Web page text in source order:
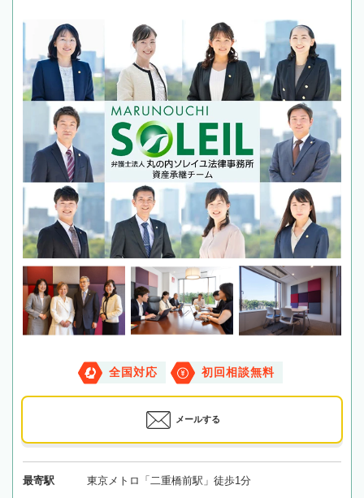
全国対応 初回相談無料
メールする
最寄駅 東京メトロ「二重橋前駅」徒歩1分